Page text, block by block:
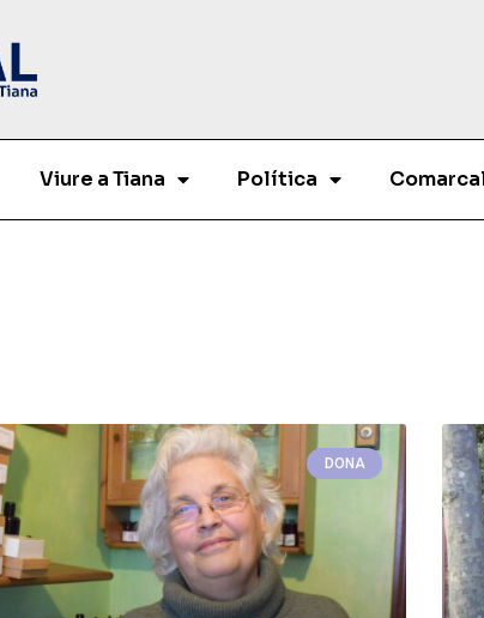
Viure a Tiana Política
DONA